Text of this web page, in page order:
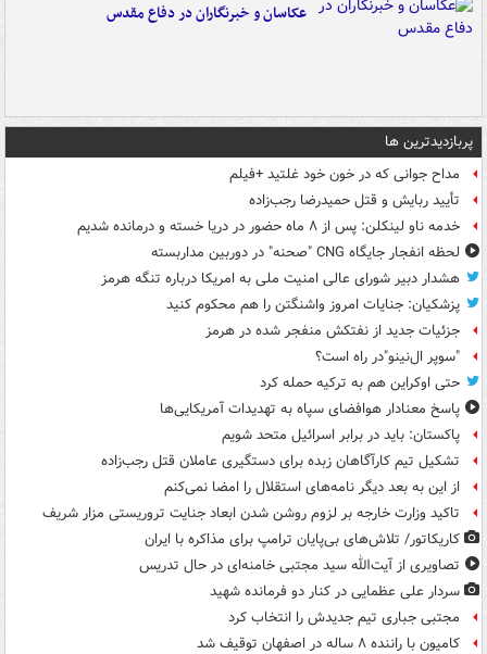
عکاسان و خبرنگاران در دفاع مقدس
پربازدیدترین ها
مداح جوانی که در خون خود غلتید +فیلم
تأیید ربایش و قتل حمیدرضا رجب‌زاده
خدمه ناو لینکلن: پس از ۸ ماه حضور در دریا خسته و درمانده‌ شدیم
لحظه انفجار جایگاه CNG "صحنه" در دوربین مداربسته
هشدار دبیر شورای عالی امنیت ملی به امریکا درباره تنگه هرمز
پزشکیان: جنایات امروز واشنگتن را هم محکوم کنید
جزئیات جدید از نفتکش منفجر شده در هرمز
"سوپر ال‌نینو"در راه است؟
حتی اوکراین هم به ترکیه حمله کرد
پاسخ معنادار هوافضای سپاه به تهدیدات آمریکایی‌ها
پاکستان: باید در برابر اسرائیل متحد شویم
تشکیل تیم کارآگاهان زبده برای دستگیری عاملان قتل رجب‌زاده
از این به بعد دیگر نامه‌های استقلال را امضا نمی‌کنم
تاکید وزارت خارجه بر لزوم روشن شدن ابعاد جنایت تروریستی مزار شریف
کاریکاتور/ تلاش‌های بی‌پایان ترامپ برای مذاکره با ایران
تصاویری از آیت‌الله سید مجتبی خامنه‌ای در حال تدریس
سردار علی عظمایی در کنار دو فرمانده شهید
مجتبی جباری تیم جدیدش را انتخاب کرد
کامیون با راننده ۸ ساله در اصفهان توقیف شد